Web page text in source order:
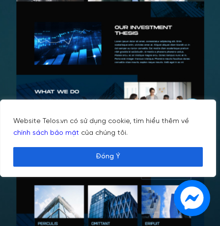
Website Telos.vn có sử dụng cookie, tìm hiểu thêm về
chính sách bảo mật của chúng tôi.
Đồng Ý